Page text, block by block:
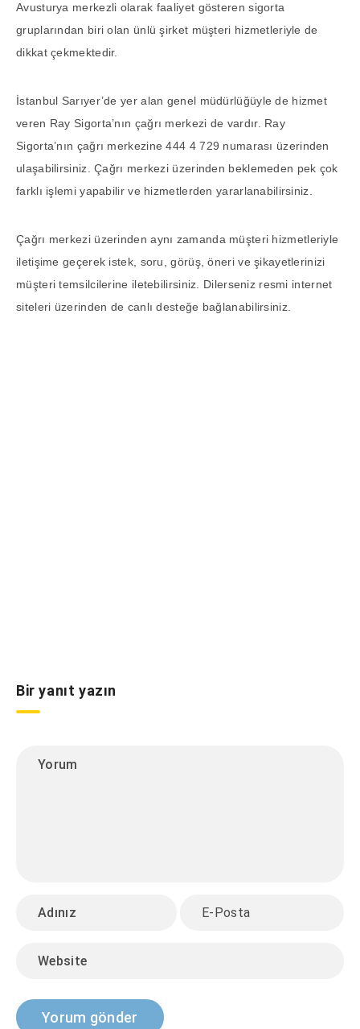
Avusturya merkezli olarak faaliyet gösteren sigorta
gruplarından biri olan ünlü şirket müşteri hizmetleriyle de
dikkat çekmektedir.
İstanbul Sarıyer’de yer alan genel müdürlüğüyle de hizmet
veren Ray Sigorta’nın çağrı merkezi de vardır. Ray
Sigorta’nın çağrı merkezine 444 4 729 numarası üzerinden
ulaşabilirsiniz. Çağrı merkezi üzerinden beklemeden pek çok
farklı işlemi yapabilir ve hizmetlerden yararlanabilirsiniz.
Çağrı merkezi üzerinden aynı zamanda müşteri hizmetleriyle
iletişime geçerek istek, soru, görüş, öneri ve şikayetlerinizi
müşteri temsilcilerine iletebilirsiniz. Dilerseniz resmi internet
siteleri üzerinden de canlı desteğe bağlanabilirsiniz.
Bir yanıt yazın